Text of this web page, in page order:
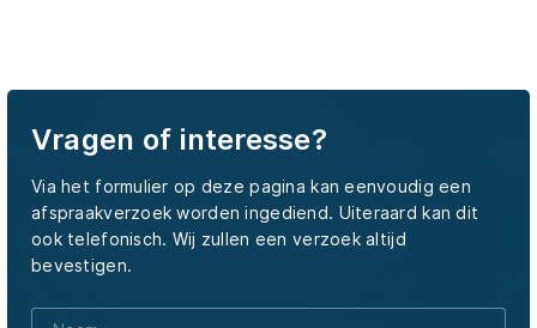
Vragen of interesse?
Via het formulier op deze pagina kan eenvoudig een
afspraakverzoek worden ingediend. Uiteraard kan dit
ook telefonisch. Wij zullen een verzoek altijd
bevestigen.